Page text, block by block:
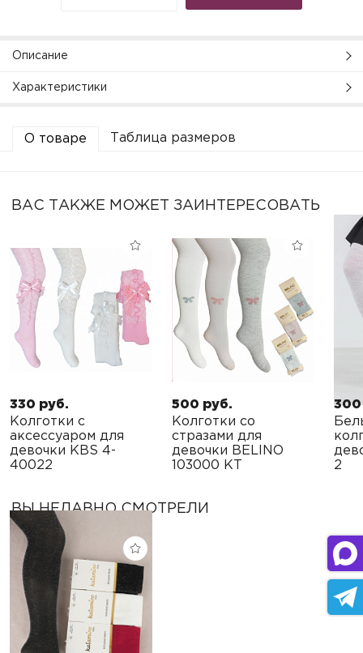
Описание
Характеристики
О товаре Таблица размеров
ВАС ТАКЖЕ МОЖЕТ ЗАИНТЕРЕСОВАТЬ
330 руб.
Колготки с
аксессуаром для
девочки KBS 4-
40022
500 руб.
Колготки со
стразами для
девочки BELINO
103000 KT
300
2
ВЫ НЕДАВНО СМОТРЕЛИ